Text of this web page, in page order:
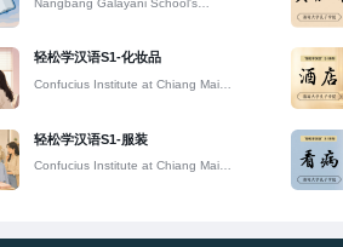
轻松学汉语S1-化妆品
Confucius Institute at Chiang Mai
轻松学汉语S1-服装
Confucius Institute at Chiang Mai